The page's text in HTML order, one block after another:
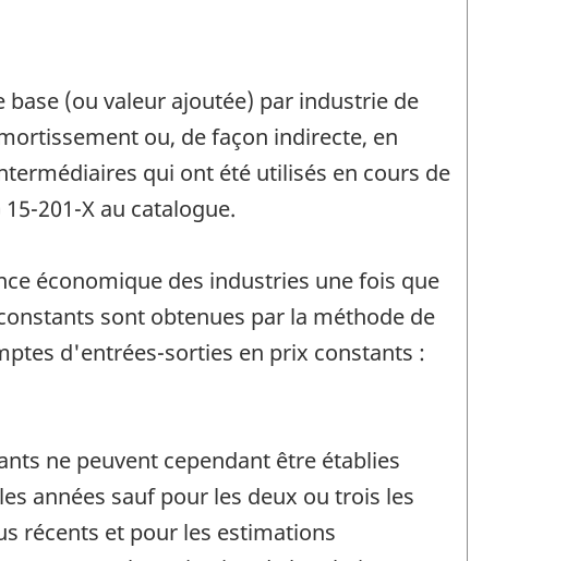
(ou valeur ajoutée) par industrie de
ou, de façon indirecte, en
qui ont été utilisés en cours de
201-X au catalogue.
économique des industries une fois que
sont obtenues par la méthode de
d'entrées-sorties en prix constants :
ne peuvent cependant être établies
années sauf pour les deux ou trois les
récents et pour les estimations